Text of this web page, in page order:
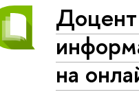
Доцент
на